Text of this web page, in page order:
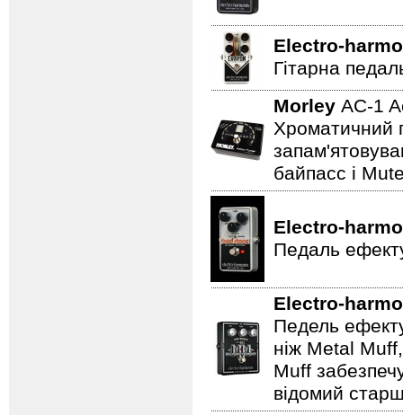
Electro-
Гітарна
Morley AC-1
Хроматичний
байпасс і
Electro-
Педаль
Electro-
Педель
ніж Metal
Muff
відомий